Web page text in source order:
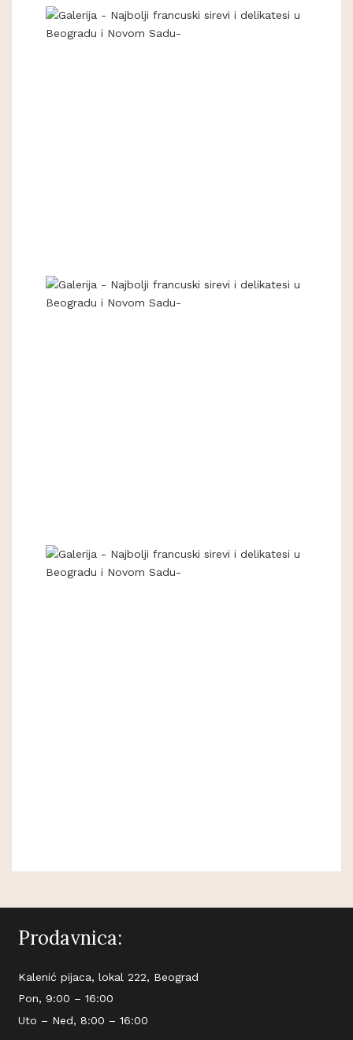
Prodavnica:
Kalenić pijaca, lokal 222, Beograd
Pon, 9:00 – 16:00
Uto – Ned, 8:00 – 16:00